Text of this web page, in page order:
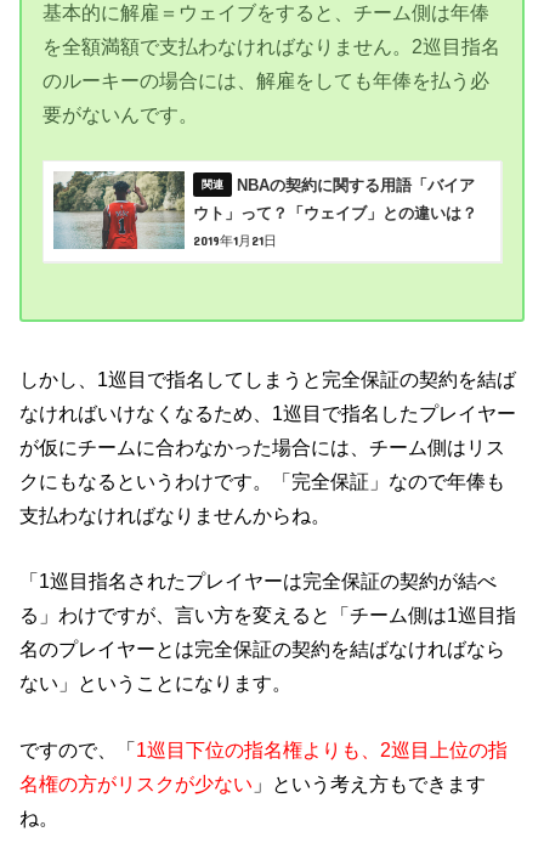
基本的に解雇＝ウェイブをすると、チーム側は年俸
を全額満額で支払わなければなりません。2巡目指名
のルーキーの場合には、解雇をしても年俸を払う必
要がないんです。
NBAの契約に関する用語「バイア
ウト」って？「ウェイブ」との違いは？
2019年1月21日
しかし、1巡目で指名してしまうと完全保証の契約を結ば
なければいけなくなるため、1巡目で指名したプレイヤー
が仮にチームに合わなかった場合には、チーム側はリス
クにもなるというわけです。「完全保証」なので年俸も
支払わなければなりませんからね。
「1巡目指名されたプレイヤーは完全保証の契約が結べ
る」わけですが、言い方を変えると「チーム側は1巡目指
名のプレイヤーとは完全保証の契約を結ばなければなら
ない」ということになります。
ですので、「1巡目下位の指名権よりも、2巡目上位の指
名権の方がリスクが少ない 」という考え方もできます
ね。